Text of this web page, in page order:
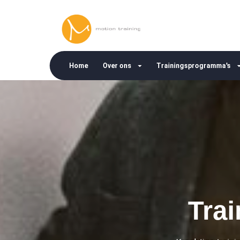
Home Over ons Trainingsprogramma's